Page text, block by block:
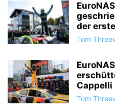
der
Tom
Cappelli
Tom